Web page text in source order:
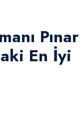
Pınar
En İyi